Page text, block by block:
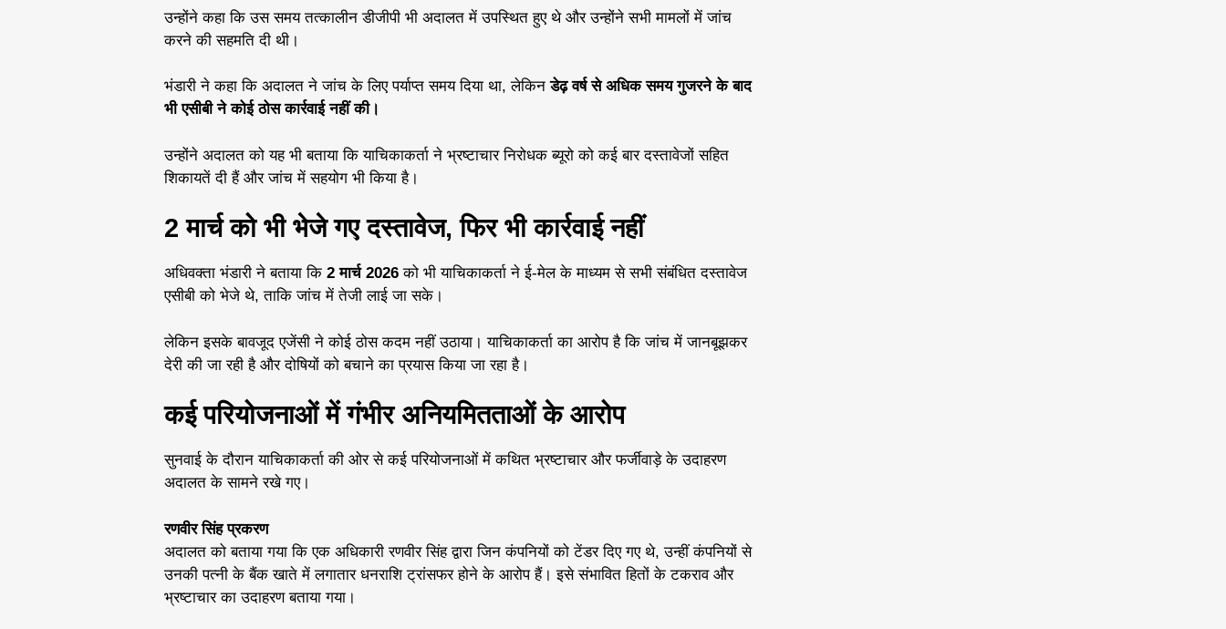
उन्होंने कहा कि उस समय तत्कालीन डीजीपी भी अदालत में उपस्थित हुए थे और उन्होंने सभी मामलों में जांच
करने की सहमति दी थी।
भंडारी ने कहा कि अदालत ने जांच के लिए पर्याप्त समय दिया था, लेकिनडेढ़ वर्ष से अधिक समय गुजरने के बाद
भी एसीबी ने कोई ठोस कार्रवाई नहीं की।
उन्होंने अदालत को यह भी बताया कि याचिकाकर्ता ने भ्रष्टाचार निरोधक ब्यूरो को कई बार दस्तावेजों सहित
शिकायतें दी हैं और जांच में सहयोग भी किया है।
2 मार्च को भी भेजे गए दस्तावेज, फिर भी कार्रवाई नहीं
अधिवक्ता भंडारी ने बताया कि 2 मार्च 2026को भी याचिकाकर्ता ने ई-मेल के माध्यम से सभी संबंधित दस्तावेज
एसीबी को भेजे थे, ताकि जांच में तेजी लाई जा सके।
लेकिन इसके बावजूद एजेंसी ने कोई ठोस कदम नहीं उठाया। याचिकाकर्ता का आरोप है कि जांच में जानबूझकर
देरी की जा रही है और दोषियों को बचाने का प्रयास किया जा रहा है।
कई परियोजनाओं में गंभीर अनियमितताओं के आरोप
सुनवाई के दौरान याचिकाकर्ता की ओर से कई परियोजनाओं में कथित भ्रष्टाचार और फर्जीवाड़े के उदाहरण
अदालत के सामने रखे गए।
रणवीर सिंह प्रकरण
अदालत को बताया गया कि एक अधिकारी रणवीर सिंह द्वारा जिन कंपनियों को टेंडर दिए गए थे, उन्हीं कंपनियों से
उनकी पत्नी के बैंक खाते में लगातार धनराशि ट्रांसफर होने के आरोप हैं। इसे संभावित हितों के टकराव और
भ्रष्टाचार का उदाहरण बताया गया।